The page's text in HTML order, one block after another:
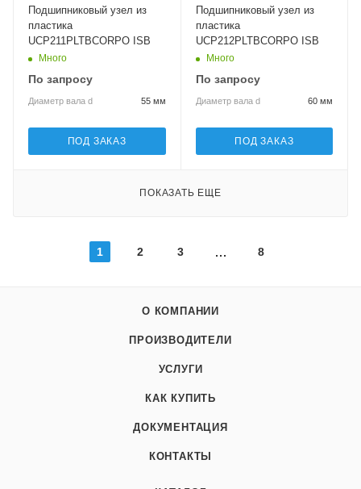
Подшипниковый узел из
пластика
UCP211PLTBCORPO ISB
Много
По запросу
Диаметр вала d 55 мм
ПОД ЗАКАЗ
Подшипниковый узел из
пластика
UCP212PLTBCORPO ISB
Много
По запросу
Диаметр вала d 60 мм
ПОД ЗАКАЗ
ПОКАЗАТЬ ЕЩЕ
1 2 3 8
О КОМПАНИИ
ПРОИЗВОДИТЕЛИ
УСЛУГИ
КАК КУПИТЬ
ДОКУМЕНТАЦИЯ
КОНТАКТЫ